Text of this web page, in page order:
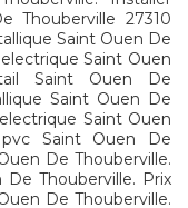
Thouberville 27310
Saint Ouen De
Saint Ouen
Saint Ouen De
Saint Ouen De
Saint Ouen
Saint Ouen De
De Thouberville.
Thouberville. Prix
De Thouberville.